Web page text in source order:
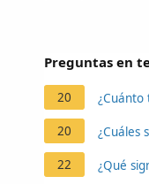
Preguntas en
20
20 ¿Cuáles
22 ¿Qué